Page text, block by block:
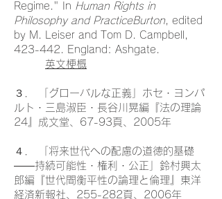
Regime." In Human Rights in
Philosophy and PracticeBurton, edited
by M. Leiser and Tom D. Campbell,
423-442. England: Ashgate.
英文梗概
３． 「グローバルな正義」ホセ・ヨンパ
ルト・三島淑臣・長谷川晃編『法の理論
24』成文堂、67-93頁、2005年
４． 「将来世代への配慮の道徳的基礎
――持続可能性・権利・公正」鈴村興太
郎編『世代間衡平性の論理と倫理』東洋
経済新報社、255-282頁、2006年